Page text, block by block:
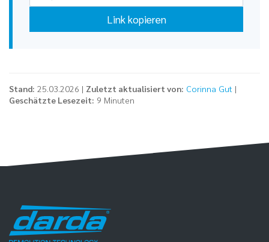
Link kopieren
Stand: 25.03.2026 | Zuletzt aktualisiert von: Corinna Gut |
Geschätzte Lesezeit: 9 Minuten